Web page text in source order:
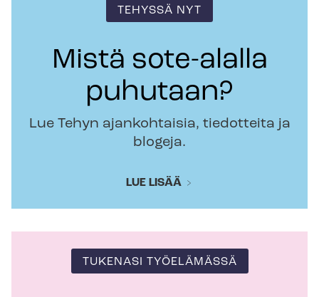
TEHYSSÄ NYT
Mistä sote-alalla
puhutaan?
Lue Tehyn ajankohtaisia, tiedotteita ja
blogeja.
LUE LISÄÄ
TUKENASI TYÖELÄMÄSSÄ